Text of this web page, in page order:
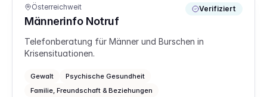
Österreichweit
Männerinfo Notruf
Verifiziert
Telefonberatung für Männer und Burschen in
Krisensituationen.
Gewalt
Psychische Gesundheit
Familie, Freundschaft & Beziehungen